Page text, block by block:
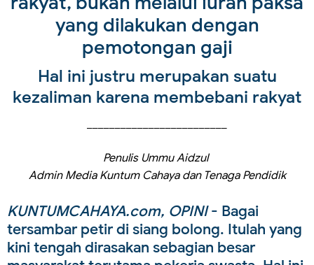
yang dilakukan dengan
pemotongan gaji
Hal ini justru merupakan suatu
kezaliman karena membebani rakyat
Penulis Ummu Aidzul
Admin Media Kuntum Cahaya dan Tenaga Pendidik
KUNTUMCAHAYA.com, OPINI- Bagai
tersambar petir di siang bolong. Itulah yang
kini tengah dirasakan sebagian besar